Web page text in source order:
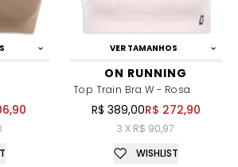
VER TAMANHOS
ON RUNNING
Top Train Bra W - Rosa
R$ 389,00R$ 272,90
3 X R$ 90,97
WISHLIST